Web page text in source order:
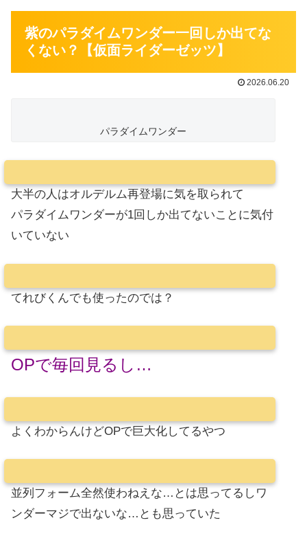
紫のパラダイムワンダー一回しか出てな
くない？【仮面ライダーゼッツ】
2026.06.20
パラダイムワンダー
大半の人はオルデルム再登場に気を取られて
パラダイムワンダーが1回しか出てないことに気付
いていない
てれびくんでも使ったのでは？
OPで毎回見るし…
よくわからんけどOPで巨大化してるやつ
並列フォーム全然使わねえな…とは思ってるしワ
ンダーマジで出ないな…とも思っていた